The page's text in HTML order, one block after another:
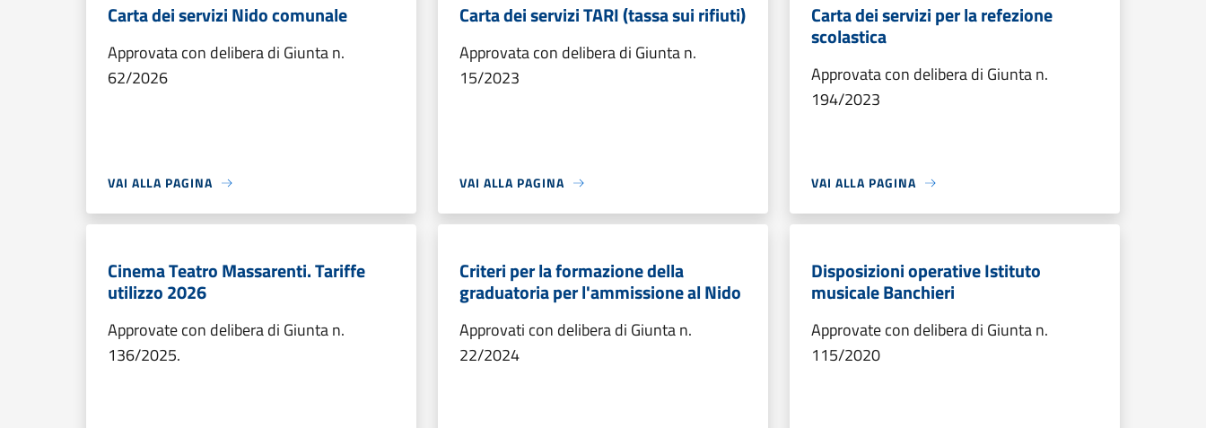
Carta dei servizi Nido comunale
Approvata con delibera di Giunta n.
62/2026
VAI ALLA PAGINA
Carta dei servizi TARI (tassa sui rifiuti)
Approvata con delibera di Giunta n.
15/2023
VAI ALLA PAGINA
Carta dei servizi per la refezione
scolastica
Approvata con delibera di Giunta n.
194/2023
VAI ALLA PAGINA
Cinema Teatro Massarenti. Tariffe
utilizzo 2026
Approvate con delibera di Giunta n.
136/2025.
Criteri per la formazione della
graduatoria per l'ammissione al Nido
Approvati con delibera di Giunta n.
22/2024
Disposizioni operative Istituto
musicale Banchieri
Approvate con delibera di Giunta n.
115/2020